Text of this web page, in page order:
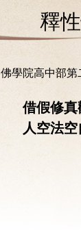
釋
佛學院高中部第
借假修真
人空法空